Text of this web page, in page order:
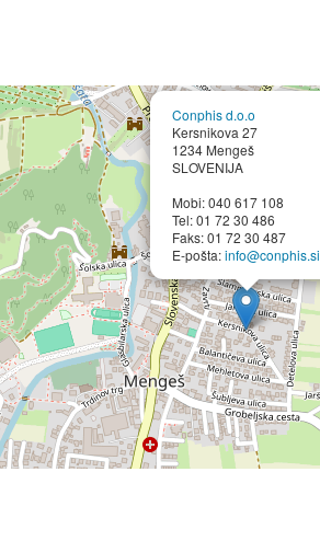
Conphis d.o.o
Kersnikova 27
1234 Mengeš
SLOVENIJA
Mobi: 040 617 108
Tel: 01 72 30 486
Faks: 01 72 30 487
E-pošta:info@conphis.si